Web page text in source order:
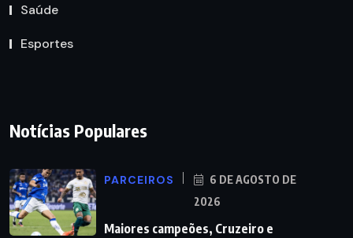
Saúde
Esportes
Notícias Populares
PARCEIROS
6 DE AGOSTO DE
2026
Maiores campeões, Cruzeiro e